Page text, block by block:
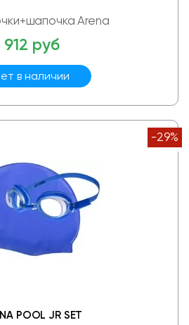
Arena
912 руб
в наличии
-29%
POOL JR SET